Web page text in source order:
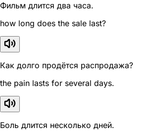
Фильм длится два часа.
how long does the sale last?
Как долго продётся распродажа?
the pain lasts for several days.
Боль длится несколько дней.